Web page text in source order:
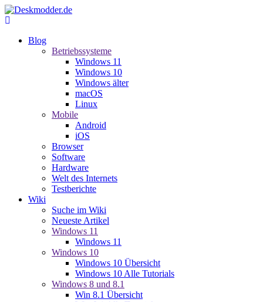
Blog
Betriebssysteme
Windows 11
Windows 10
Windows älter
macOS
Linux
Mobile
Android
iOS
Browser
Software
Hardware
Welt des Internets
Testberichte
Wiki
Suche im Wiki
Neueste Artikel
Windows 11
Windows 11
Windows 10
Windows 10 Übersicht
Windows 10 Alle Tutorials
Windows 8 und 8.1
Win 8.1 Übersicht